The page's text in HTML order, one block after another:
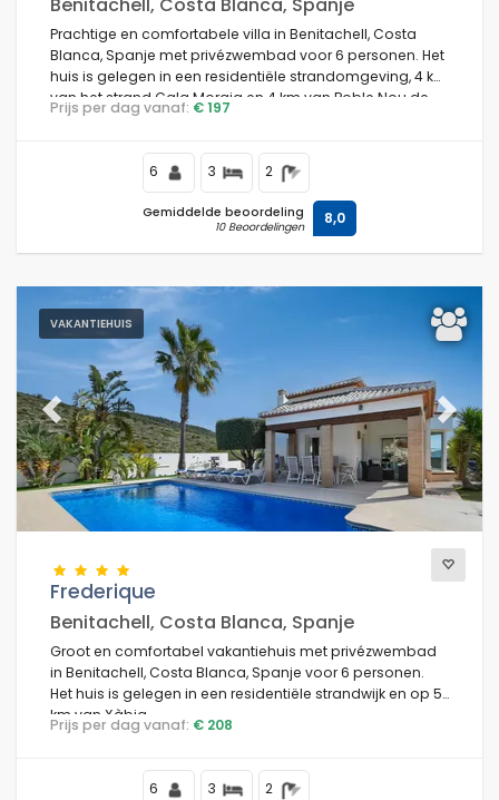
Prachtige en comfortabele villa in Benitachell, Costa
Blanca, Spanje met privézwembad voor 6 personen. Het
huis is gelegen in een residentiële strandomgeving, 4 km
van het strand Cala Moraig en 4 km van Poble Nou de
Benitachell.
Prijs per dag vanaf: € 197
6 3 2
Gemiddelde beoordeling
10 Beoordelingen 8,0
VAKANTIEHUIS
Previous Next
Frederique
Benitachell, Costa Blanca, Spanje
Groot en comfortabel vakantiehuis met privézwembad
in Benitachell, Costa Blanca, Spanje voor 6 personen.
Het huis is gelegen in een residentiële strandwijk en op 5
km van Xàbia.
Prijs per dag vanaf: € 208
6 3 2